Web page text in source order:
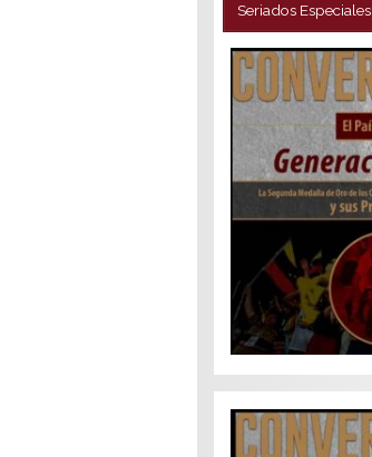
Seriados Especiales